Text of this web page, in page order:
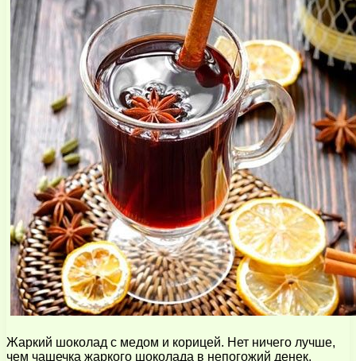
Жаркий шоколад с медом и корицей. Нет ничего лучше,
чем чашечка жаркого шоколада в непогожий денек.